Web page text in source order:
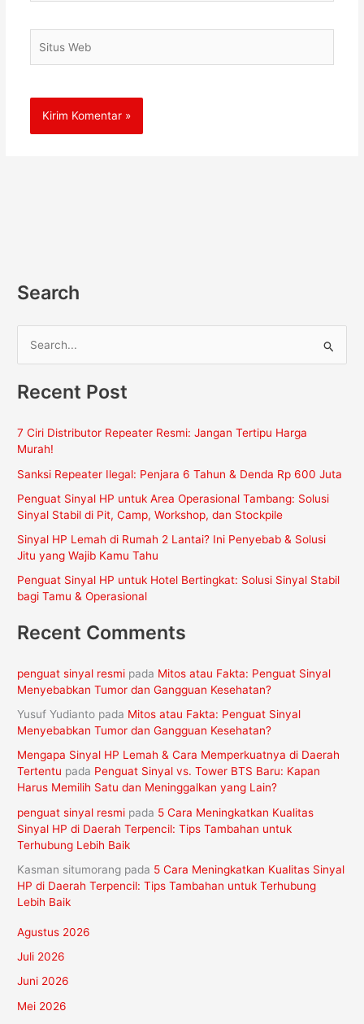
Web
Search
r
u
t
u
k
:
Recent Post
7 Ciri Distributor Repeater Resmi: Jangan Tertipu Harga
Murah!
Sanksi Repeater Ilegal: Penjara 6 Tahun & Denda Rp 600 Juta
Penguat Sinyal HP untuk Area Operasional Tambang: Solusi
Sinyal Stabil di Pit, Camp, Workshop, dan Stockpile
Sinyal HP Lemah di Rumah 2 Lantai? Ini Penyebab & Solusi
Jitu yang Wajib Kamu Tahu
Penguat Sinyal HP untuk Hotel Bertingkat: Solusi Sinyal Stabil
bagi Tamu & Operasional
Recent Comments
penguat sinyal resmi pada Mitos atau Fakta: Penguat Sinyal
Menyebabkan Tumor dan Gangguan Kesehatan?
Yusuf Yudianto pada Mitos atau Fakta: Penguat Sinyal
Menyebabkan Tumor dan Gangguan Kesehatan?
Mengapa Sinyal HP Lemah & Cara Memperkuatnya di Daerah
Tertentu pada Penguat Sinyal vs. Tower BTS Baru: Kapan
Harus Memilih Satu dan Meninggalkan yang Lain?
penguat sinyal resmi pada 5 Cara Meningkatkan Kualitas
Sinyal HP di Daerah Terpencil: Tips Tambahan untuk
Terhubung Lebih Baik
Kasman situmorang pada 5 Cara Meningkatkan Kualitas Sinyal
HP di Daerah Terpencil: Tips Tambahan untuk Terhubung
Lebih Baik
Agustus 2026
Juli 2026
Juni 2026
Mei 2026